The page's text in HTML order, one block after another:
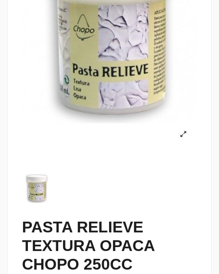
PASTA RELIEVE
TEXTURA OPACA
CHOPO 250CC